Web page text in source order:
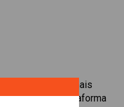
às Obrigações mais
na nossa plataforma